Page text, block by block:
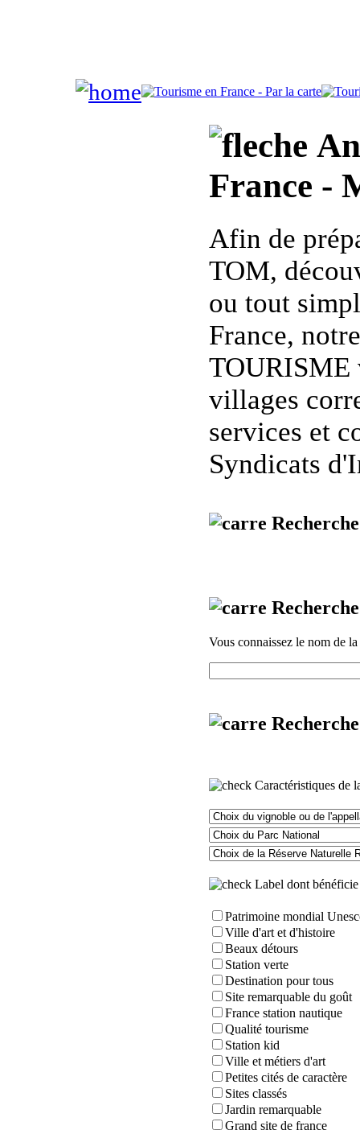
France -
Afin de
TOM,
ou tout
France,
TOURISME
villages
services et
Syndicats
Vous connaissez le nom de
Caractéristiques de
Label dont
Patrimoine mondial
Ville d'art et d'histoire
Beaux détours
Station verte
Destination pour tous
Site remarquable du goût
France station nautique
Qualité tourisme
Station kid
Ville et métiers d'art
Petites cités de caractère
Sites classés
Jardin remarquable
Grand site de france